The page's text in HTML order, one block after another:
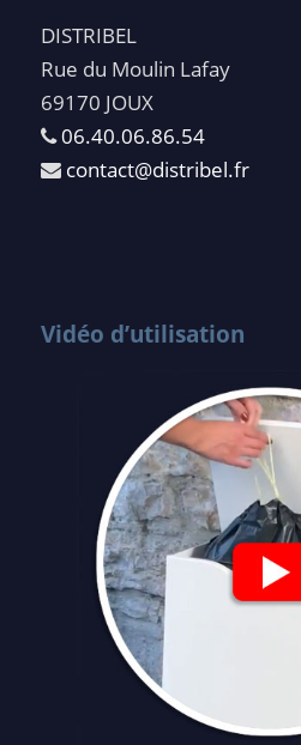
DISTRIBEL
Rue du Moulin Lafay
69170 JOUX
06.40.06.86.54
contact@distribel.fr
Vidéo d’utilisation